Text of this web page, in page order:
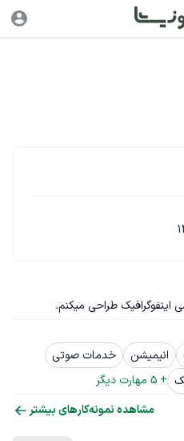
طراحی میکنم.
انیمیشن
خدمات صوتی
+
5 مهارت دیگر
مشاهده نمونه‌کارهای بیشتر